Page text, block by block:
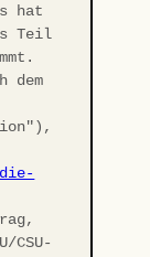
hat
Teil
dem
CSU-